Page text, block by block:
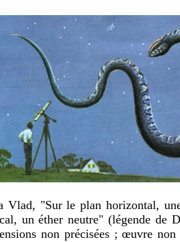
Vlad, "Sur le plan horizontal,
un éther neutre" (légende de
non précisées ; œuvre